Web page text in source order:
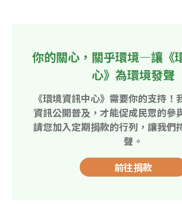
你的關心，關乎環境—讓《
心》為環境發聲
《環境資訊中心》需要你的支持！
資訊公開普及，才能促成民眾的參
請您加入定期捐款的行列，讓我們
聲。
前往捐款